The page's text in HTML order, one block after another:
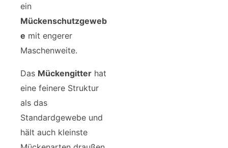
ein
Mückenschutzgeweb
e mit engerer
Maschenweite.
Das Mückengitter hat
eine feinere Struktur
als das
Standardgewebe und
hält auch kleinste